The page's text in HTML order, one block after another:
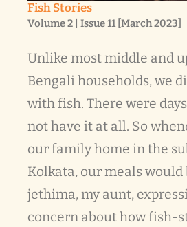
Fish Stories
Volume 2 | Issue 11 [March 2023]
Unlike most middle and
Bengali households, we
with fish. There were
not have it at all. So
our family home in the
Kolkata, our meals
jethima, my aunt,
concern about how fish-